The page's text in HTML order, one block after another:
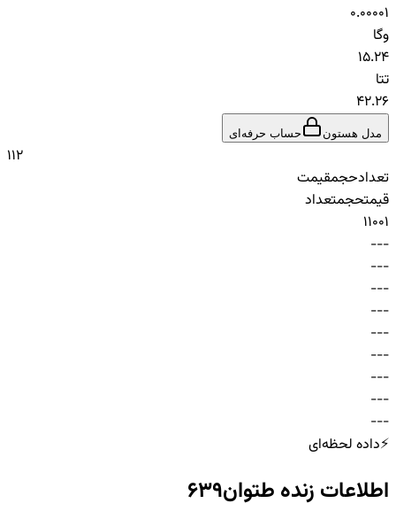
0.00001
وگا
15.24
تتا
42.26
مدل هستون حساب حرفه‌ای
112
تعدادحجمقیمت
قیمتحجمتعداد
11001
-
-
-
-
-
-
-
-
-
-
-
-
-
-
-
-
-
-
-
-
-
-
-
-
-
-
-
⚡داده لحظه‌ای
اطلاعات زنده طتوان639